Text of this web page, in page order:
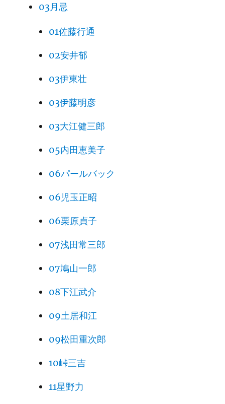
03月忌
01佐藤行通
02安井郁
03伊東壮
03伊藤明彦
03大江健三郎
05内田恵美子
06パールバック
06児玉正昭
06栗原貞子
07浅田常三郎
07鳩山一郎
08下江武介
09土居和江
09松田重次郎
10峠三吉
11星野力